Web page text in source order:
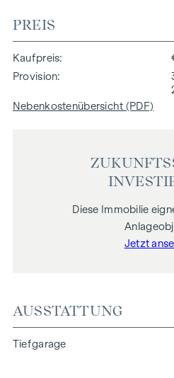
PREIS
Kaufpreis
Provision
Nebenkostenübersicht (PDF)
Diese Immobilie
Jetzt
AUSSTATTUNG
Tiefgarage